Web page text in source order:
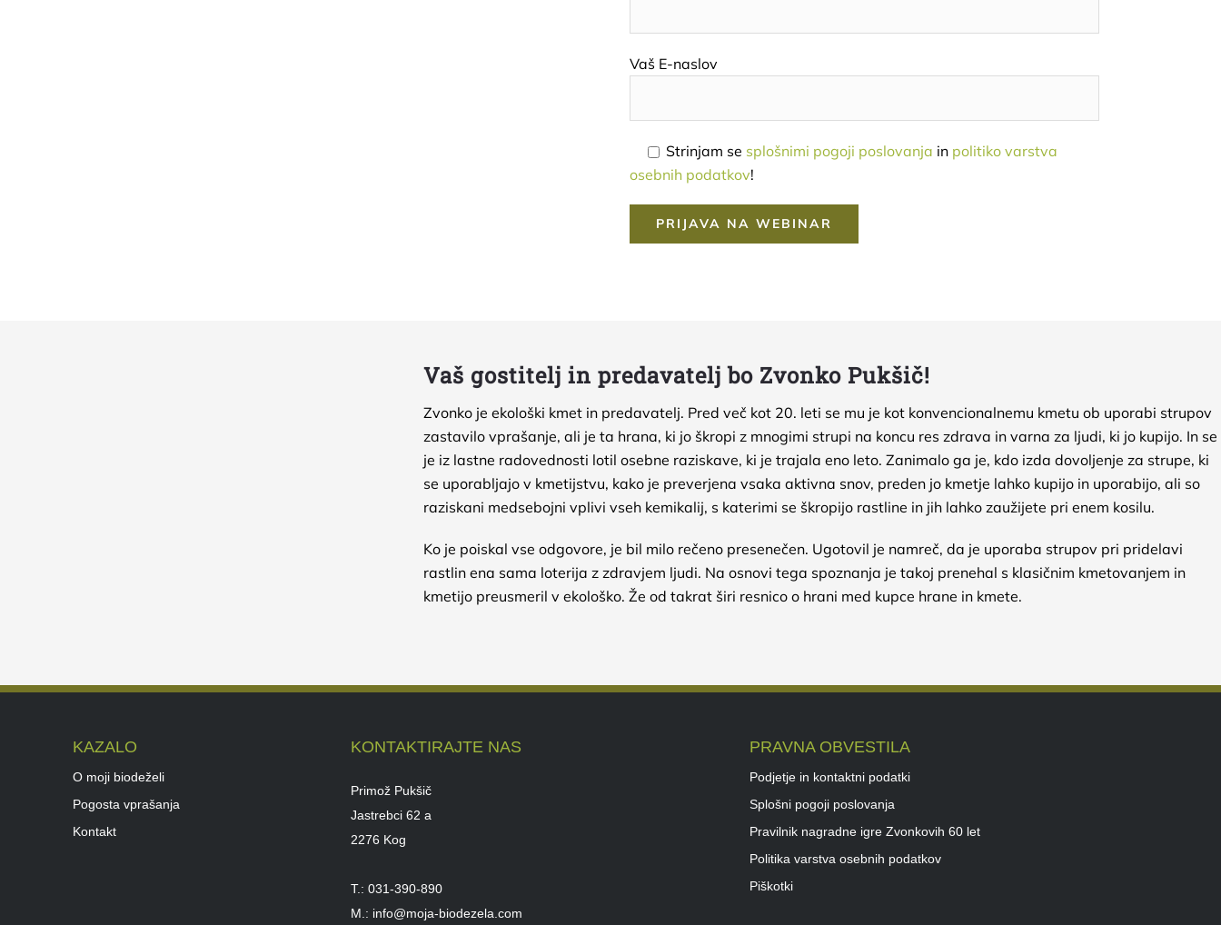
Vaš E-naslov
Strinjam se splošnimi pogoji poslovanja in politiko varstva
osebnih podatkov!
Vaš gostitelj in predavatelj bo Zvonko Pukšič!
Zvonko je ekološki kmet in predavatelj. Pred več kot 20. leti se mu je kot konvencionalnemu kmetu ob uporabi strupov
zastavilo vprašanje, ali je ta hrana, ki jo škropi z mnogimi strupi na koncu res zdrava in varna za ljudi, ki jo kupijo. In se
je iz lastne radovednosti lotil osebne raziskave, ki je trajala eno leto. Zanimalo ga je, kdo izda dovoljenje za strupe, ki
se uporabljajo v kmetijstvu, kako je preverjena vsaka aktivna snov, preden jo kmetje lahko kupijo in uporabijo, ali so
raziskani medsebojni vplivi vseh kemikalij, s katerimi se škropijo rastline in jih lahko zaužijete pri enem kosilu.
Ko je poiskal vse odgovore, je bil milo rečeno presenečen. Ugotovil je namreč, da je uporaba strupov pri pridelavi
rastlin ena sama loterija z zdravjem ljudi. Na osnovi tega spoznanja je takoj prenehal s klasičnim kmetovanjem in
kmetijo preusmeril v ekološko. Že od takrat širi resnico o hrani med kupce hrane in kmete.
KAZALO
O moji biodeželi
Pogosta vprašanja
Kontakt
KONTAKTIRAJTE NAS
Primož Pukšič
Jastrebci 62 a
2276 Kog
T.: 031-390-890
M.: info@moja-biodezela.com
PRAVNA OBVESTILA
Podjetje in kontaktni podatki
Splošni pogoji poslovanja
Pravilnik nagradne igre Zvonkovih 60 let
Politika varstva osebnih podatkov
Piškotki